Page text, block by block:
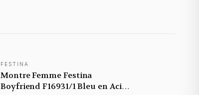
FESTINA
Montre Femme Festina
Boyfriend F16931/1 Bleu en Acier